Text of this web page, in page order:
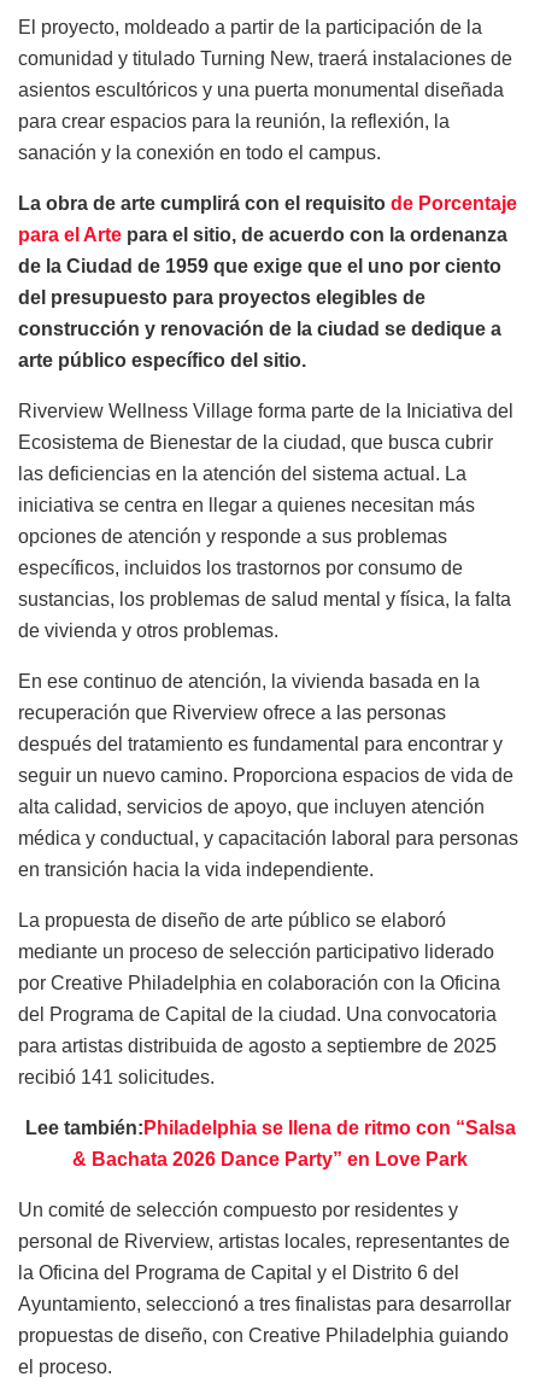
El proyecto, moldeado a partir de la participación de la
comunidad y titulado Turning New, traerá instalaciones de
asientos escultóricos y una puerta monumental diseñada
para crear espacios para la reunión, la reflexión, la
sanación y la conexión en todo el campus.
La obra de arte cumplirá con el requisito de Porcentaje
para el Arte para el sitio, de acuerdo con la ordenanza
de la Ciudad de 1959 que exige que el uno por ciento
del presupuesto para proyectos elegibles de
construcción y renovación de la ciudad se dedique a
arte público específico del sitio.
Riverview Wellness Village forma parte de la Iniciativa del
Ecosistema de Bienestar de la ciudad, que busca cubrir
las deficiencias en la atención del sistema actual. La
iniciativa se centra en llegar a quienes necesitan más
opciones de atención y responde a sus problemas
específicos, incluidos los trastornos por consumo de
sustancias, los problemas de salud mental y física, la falta
de vivienda y otros problemas.
En ese continuo de atención, la vivienda basada en la
recuperación que Riverview ofrece a las personas
después del tratamiento es fundamental para encontrar y
seguir un nuevo camino. Proporciona espacios de vida de
alta calidad, servicios de apoyo, que incluyen atención
médica y conductual, y capacitación laboral para personas
en transición hacia la vida independiente.
La propuesta de diseño de arte público se elaboró ​​
mediante un proceso de selección participativo liderado
por Creative Philadelphia en colaboración con la Oficina
del Programa de Capital de la ciudad. Una convocatoria
para artistas distribuida de agosto a septiembre de 2025
recibió 141 solicitudes.
Lee también: Philadelphia se llena de ritmo con “Salsa
& Bachata 2026 Dance Party” en Love Park
Un comité de selección compuesto por residentes y
personal de Riverview, artistas locales, representantes de
la Oficina del Programa de Capital y el Distrito 6 del
Ayuntamiento, seleccionó a tres finalistas para desarrollar
propuestas de diseño, con Creative Philadelphia guiando
el proceso.